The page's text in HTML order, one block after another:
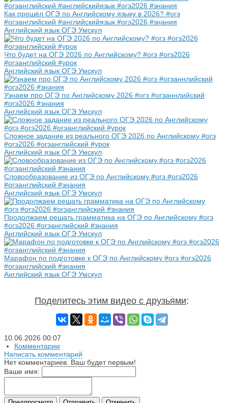
Как прошёл ОГЭ по Английскому языку в 2026? #огэ
#огэанглийский #английскийязык #огэ2026 #знания
Английский язык ОГЭ Умскул
Что будет на ОГЭ 2026 по Английскому? #огэ #огэ2026
#огэанглийский #урок
Английский язык ОГЭ Умскул
Узнаем про ОГЭ по Английскому 2026 #огэ #огэаннлийский
#огэ2026 #знания
Английский язык ОГЭ Умскул
Сложное задание из реального ОГЭ 2026 по Английскому #огэ
#огэ2026 #огэанглийский #урок
Английский язык ОГЭ Умскул
Словообразование из ОГЭ по Английскому #огэ #огэ2026
#огэанглийский #знания
Английский язык ОГЭ Умскул
Продолжаем решать грамматика на ОГЭ по Английскому #огэ
#огэ2026 #огэанглийский #знания
Английский язык ОГЭ Умскул
Марафон по подготовке к ОГЭ по Английскому #огэ #огэ2026
#огэанглийский #знания
Английский язык ОГЭ Умскул
Поделитесь этим видео с друзьями:
10.06.2026 00:07
Комментарии
Написать комментарий
Нет комментариев. Ваш будет первым!
Ваше имя: